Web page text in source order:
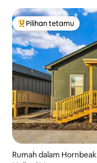
Pilihan utama tetamu
Pilihan tetamu
Rumah dalam Hornbeak